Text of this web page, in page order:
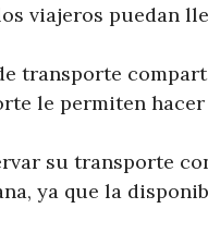
viajeros puedan
transporte
le permiten
su transporte
ya que la